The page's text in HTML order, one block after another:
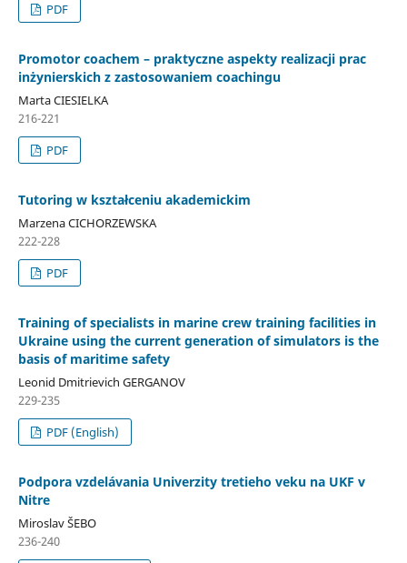
PDF
Promotor coachem – praktyczne aspekty realizacji prac
inżynierskich z zastosowaniem coachingu
Marta CIESIELKA
216-221
PDF
Tutoring w kształceniu akademickim
Marzena CICHORZEWSKA
222-228
PDF
Training of specialists in marine crew training facilities in
Ukraine using the current generation of simulators is the
basis of maritime safety
Leonid Dmitrievich GERGANOV
229-235
PDF (English)
Podpora vzdelávania Univerzity tretieho veku na UKF v
Nitre
Miroslav ŠEBO
236-240